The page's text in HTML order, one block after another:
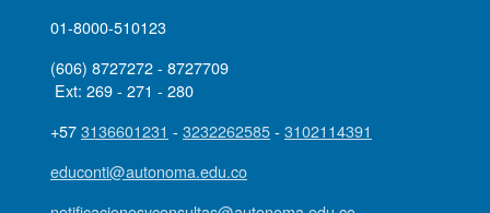
01-8000-510123
(606) 8727272 - 8727709
Ext: 269 - 271 - 280
+573136601231 - 3232262585- 3102114391
educonti@autonoma.edu.co